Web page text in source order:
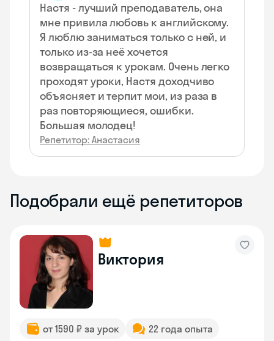
Настя - лучший преподаватель, она
мне привила любовь к английскому.
Я люблю заниматься только с ней, и
только из-за неё хочется
возвращаться к урокам. Очень легко
проходят уроки, Настя доходчиво
объясняет и терпит мои, из раза в
раз повторяющиеся, ошибки.
Большая молодец!
Репетитор: Анастасия
Подобрали ещё репетиторов
Виктория
от 1590 ₽ за урок 22 года опыта